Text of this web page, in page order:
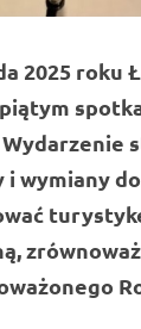
2025 roku
Wydarzenie
i wymiany